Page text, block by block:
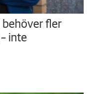
behöver fler
inte